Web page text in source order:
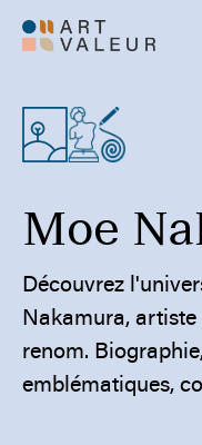
Moe
Découvrez
Nakamura,
renom.
emblématiques,